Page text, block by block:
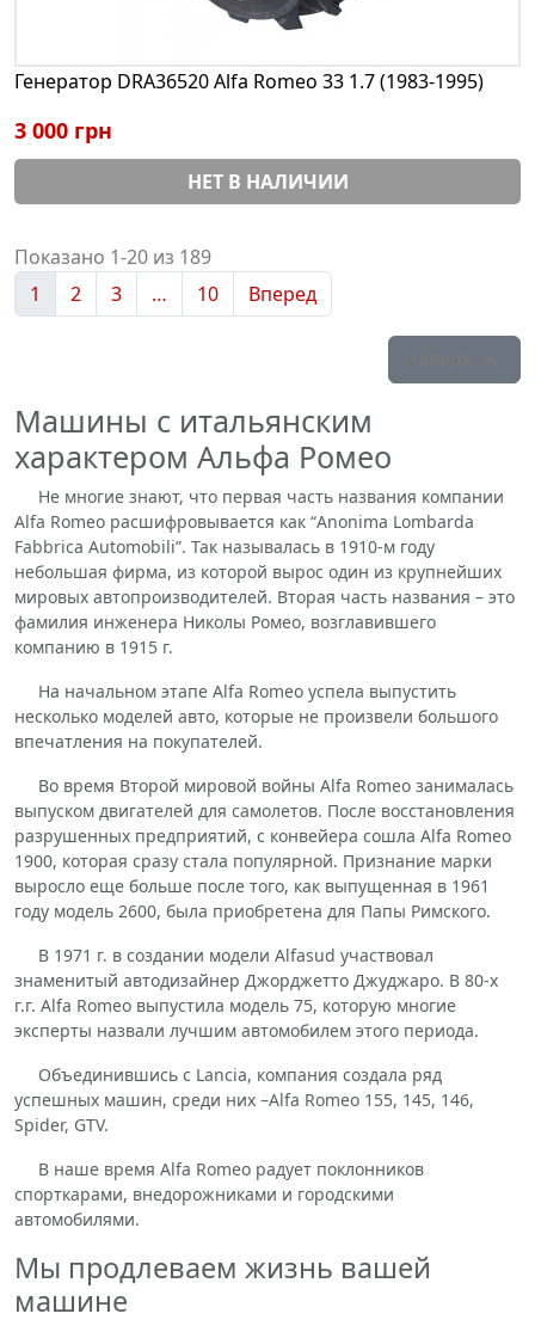
Генератор DRA36520 Alfa Romeo 33 1.7 (1983-1995)
3 000 грн
НЕТ В НАЛИЧИИ
Показано 1-20 из 189
1
2 3 … 10 Вперед
Машины с итальянским
характером Альфа Ромео
Не многие знают, что первая часть названия компании
Alfa Romeo расшифровывается как “Anonima Lombarda
Fabbrica Automobili”. Так называлась в 1910-м году
небольшая фирма, из которой вырос один из крупнейших
мировых автопроизводителей. Вторая часть названия – это
фамилия инженера Николы Ромео, возглавившего
компанию в 1915 г.
На начальном этапе Alfa Romeo успела выпустить
несколько моделей авто, которые не произвели большого
впечатления на покупателей.
Во время Второй мировой войны Alfa Romeo занималась
выпуском двигателей для самолетов. После восстановления
разрушенных предприятий, с конвейера сошла Alfa Romeo
1900, которая сразу стала популярной. Признание марки
выросло еще больше после того, как выпущенная в 1961
году модель 2600, была приобретена для Папы Римского.
В 1971 г. в создании модели Alfasud участвовал
знаменитый автодизайнер Джорджетто Джуджаро. В 80-х
г.г. Alfa Romeo выпустила модель 75, которую многие
эксперты назвали лучшим автомобилем этого периода.
Объединившись с Lancia, компания создала ряд
успешных машин, среди них –Alfa Romeo 155, 145, 146,
Spider, GTV.
В наше время Alfa Romeo радует поклонников
спорткарами, внедорожниками и городскими
автомобилями.
Мы продлеваем жизнь вашей
машине